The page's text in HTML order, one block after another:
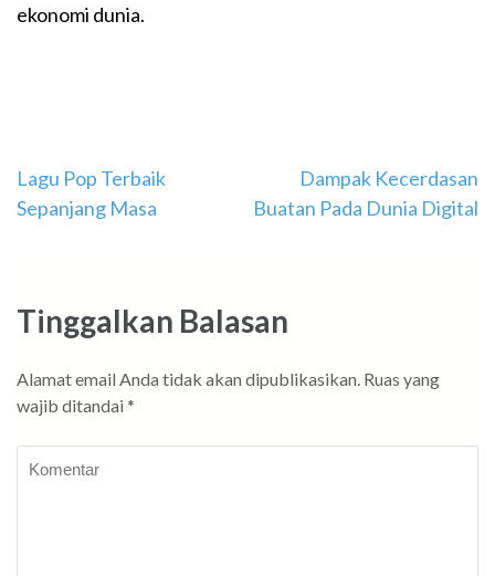
ekonomi dunia.
Navigasi
pos
Lagu Pop Terbaik
Sepanjang Masa
Dampak Kecerdasan
Buatan Pada Dunia Digital
Tinggalkan Balasan
Alamat email Anda tidak akan dipublikasikan. Ruas yang
wajib ditandai *